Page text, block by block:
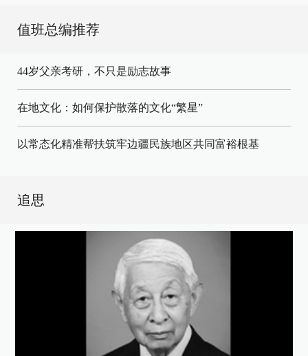
值班总编推荐
44岁父亲考研，不只是励志故事
在地文化：如何保护散落的文化“繁星”
以常态化精准帮扶筑牢边疆民族地区共同富裕根基
追思